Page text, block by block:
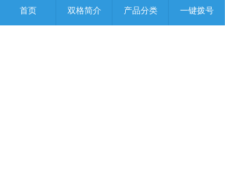
首页 双格简介 产品分类 一键拨号